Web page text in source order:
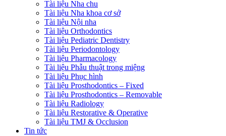
Tài liệu Nha chu
Tài liệu Nha khoa cơ sở
Tài liệu Nội nha
Tài liệu Orthodontics
Tài liệu Pediatric Dentistry
Tài liệu Periodontology
Tài liệu Pharmacology
Tài liệu Phẫu thuật trong miệng
Tài liệu Phục hình
Tài liệu Prosthodontics – Fixed
Tài liệu Prosthodontics – Removable
Tài liệu Radiology
Tài liệu Restorative & Operative
Tài liệu TMJ & Occlusion
Tin tức